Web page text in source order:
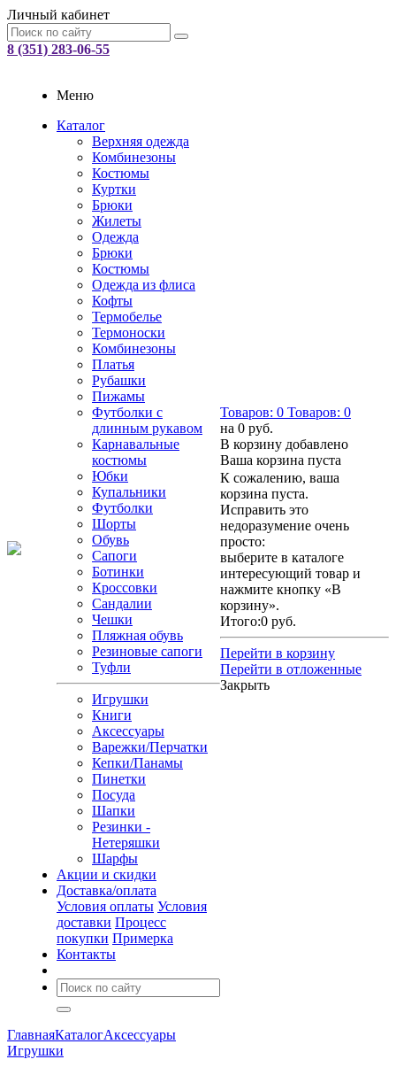
Личный кабинет
8 (351) 283-06-55
Меню
Каталог
Верхняя одежда
Комбинезоны
Костюмы
Куртки
Брюки
Жилеты
Одежда
Брюки
Костюмы
Одежда из флиса
Кофты
Термобелье
Термоноски
Комбинезоны
Платья
Рубашки
Пижамы
Футболки с
длинным рукавом
Карнавальные
костюмы
Юбки
Купальники
Футболки
Шорты
Обувь
Сапоги
Ботинки
Кроссовки
Сандалии
Чешки
Пляжная обувь
Резиновые сапоги
Туфли
Игрушки
Книги
Аксессуары
Варежки/Перчатки
Кепки/Панамы
Пинетки
Посуда
Шапки
Резинки -
Нетеряшки
Шарфы
Акции и скидки
Доставка/оплата
Условия оплаты Условия
доставки Процесс
покупки Примерка
Контакты
Товаров: 0 Товаров: 0
на 0 руб.
В корзину добавлено
Ваша корзина пуста
К сожалению, ваша
корзина пуста.
Исправить это
недоразумение очень
просто:
выберите в каталоге
интересующий товар и
нажмите кнопку «В
корзину».
Итого:0 руб.
Перейти в корзину
Перейти в отложенные
Закрыть
ГлавнаяКаталогАксессуары
Игрушки